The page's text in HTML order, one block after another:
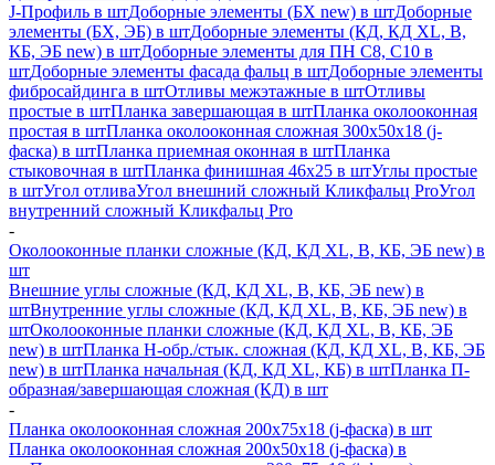
J-Профиль в штДоборные элементы (БХ new) в штДоборные
элементы (БХ, ЭБ) в штДоборные элементы (КД, КД XL, В,
КБ, ЭБ new) в штДоборные элементы для ПН С8, С10 в
штДоборные элементы фасада фальц в штДоборные элементы
фибросайдинга в штОтливы межэтажные в штОтливы
простые в штПланка завершающая в штПланка околооконная
простая в штПланка околооконная сложная 300х50х18 (j-
фаска) в штПланка приемная оконная в штПланка
стыковочная в штПланка финишная 46х25 в штУглы простые
в штУгол отливаУгол внешний сложный Кликфальц ProУгол
внутренний сложный Кликфальц Pro
-
Околооконные планки сложные (КД, КД XL, В, КБ, ЭБ new) в
шт
Внешние углы сложные (КД, КД XL, В, КБ, ЭБ new) в
штВнутренние углы сложные (КД, КД XL, В, КБ, ЭБ new) в
штОколооконные планки сложные (КД, КД XL, В, КБ, ЭБ
new) в штПланка H-обр./стык. сложная (КД, КД XL, В, КБ, ЭБ
new) в штПланка начальная (КД, КД XL, КБ) в штПланка П-
образная/завершающая сложная (КД) в шт
-
Планка околооконная сложная 200х75х18 (j-фаска) в шт
Планка околооконная сложная 200х50х18 (j-фаска) в